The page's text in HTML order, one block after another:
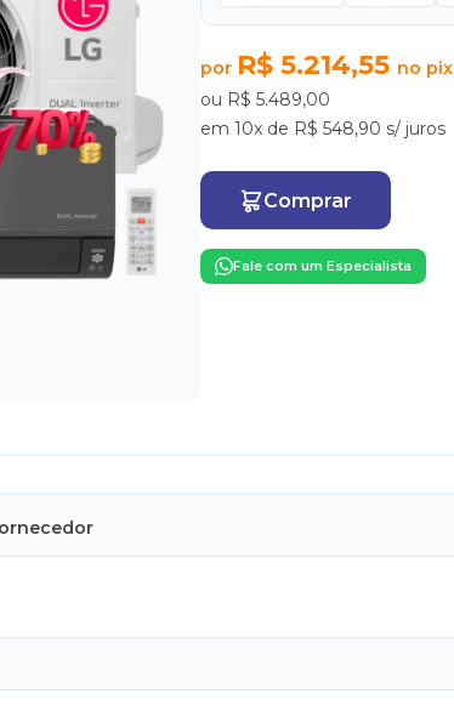
por R$ 5.214,55 no pix
ou R$ 5.489,00
em 10x de R$ 548,90 s/ juros
Comprar
Fale com um Especialista